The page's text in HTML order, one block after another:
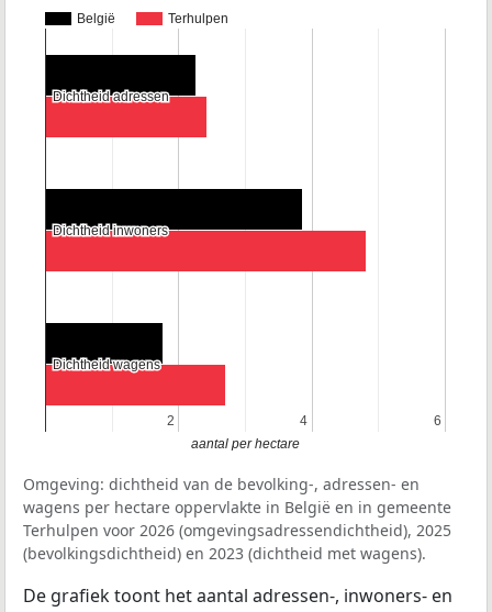
België Terhulpen
2
2 4
4 6
6
Dichtheid adressen
Dichtheid adressen
Dichtheid inwoners
Dichtheid inwoners
Dichtheid wagens
Dichtheid wagens
aantal per hectare
Omgeving: dichtheid van de bevolking-, adressen- en
wagens per hectare oppervlakte in België en in gemeente
Terhulpen voor 2026 (omgevingsadressendichtheid), 2025
(bevolkingsdichtheid) en 2023 (dichtheid met wagens).
De grafiek toont het aantal adressen-, inwoners- en